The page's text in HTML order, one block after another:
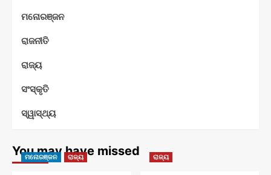
ମନୋରଞ୍ଜନ
ରାଜନୀତି
ରାଜ୍ୟ
ସଂସ୍କୃତି
ସ୍ୱାସ୍ଥ୍ୟ
You may have missed
ମନୋରଞ୍ଜନ ରାଜ୍ୟ ରାଜ୍ୟ